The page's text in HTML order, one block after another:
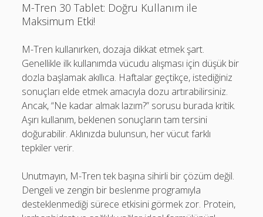
M-Tren 30 Tablet: Doğru Kullanım ile
Maksimum Etki!
M-Tren kullanırken, dozaja dikkat etmek şart.
Genellikle ilk kullanımda vücudu alışması için düşük bir
dozla başlamak akıllıca. Haftalar geçtikçe, istediğiniz
sonuçları elde etmek amacıyla dozu artırabilirsiniz.
Ancak, “Ne kadar almak lazım?” sorusu burada kritik.
Aşırı kullanım, beklenen sonuçların tam tersini
doğurabilir. Aklınızda bulunsun, her vücut farklı
tepkiler verir.
Unutmayın, M-Tren tek başına sihirli bir çözüm değil.
Dengeli ve zengin bir beslenme programıyla
desteklenmediği sürece etkisini görmek zor. Protein,